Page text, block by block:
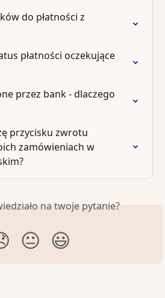
do płatności z
płatności oczekujące
przez bank - dlaczego
przycisku zwrotu
zamówieniach w
na twoje pytanie?
😐 😃